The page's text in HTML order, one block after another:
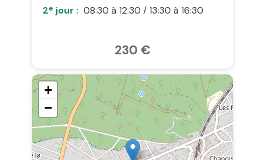
2e jour : 08:30 à 12:30 / 13:30 à 16:30
230 €
+
−